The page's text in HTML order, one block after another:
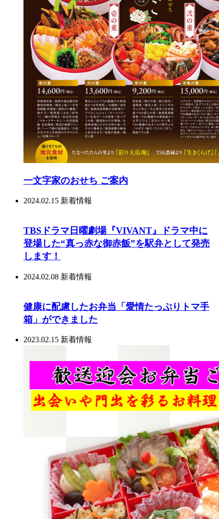
一文字家のおせち ご案内
2024.02.15 新着情報
TBSドラマ日曜劇場『VIVANT』ドラマ中に
登場した“真っ赤な御赤飯”を駅弁として発売
します！
2024.02.08 新着情報
健康に配慮したお弁当「愛情たっぷりトマ手
箱」ができました
2023.02.15 新着情報